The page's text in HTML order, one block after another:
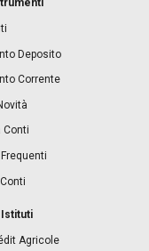
Deposito
Corrente
Conti
Istituti
Agricole